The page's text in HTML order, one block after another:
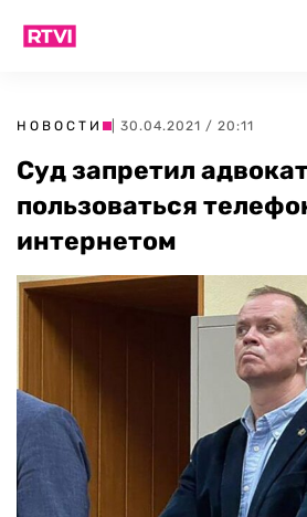
НОВОСТИ | 30.04.2021 / 20:11
Суд запретил
пользоваться
интернетом